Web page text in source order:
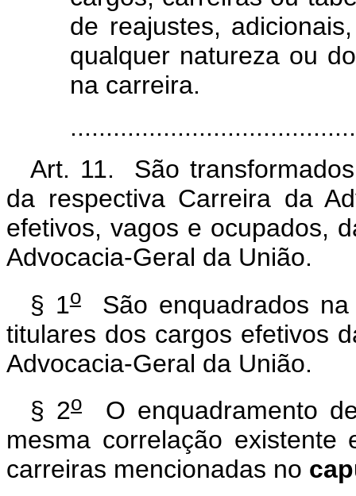
de reajustes,
qualquer natureza ou
na carreira.
Art. 11. São
da respectiva Carreira da
efetivos, vagos e ocupados,
Advocacia-Geral da União.
§ 1oSão enquadrados na
titulares dos cargos efetivos
Advocacia-Geral da União.
§ 2o O enquadramento
mesma correlação
carreiras mencionadas no